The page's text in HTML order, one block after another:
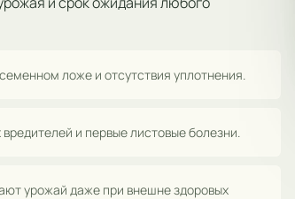
ложе и отсутствия уплотнения.
и первые листовые болезни.
урожай даже при внешне здоровых